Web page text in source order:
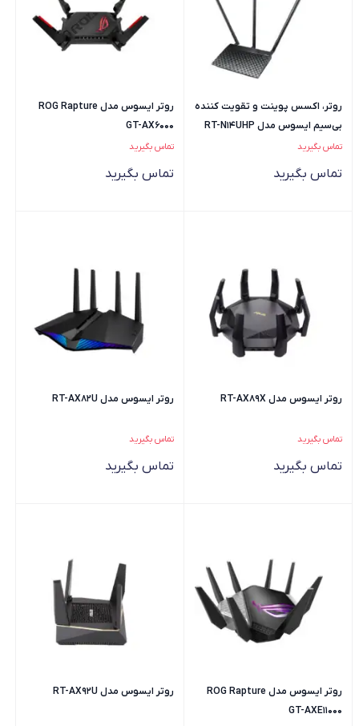
روتر، اکسس پوینت و تقویت کننده
بی‌سیم ایسوس مدل RT-N14UHP
تماس بگیرید
تماس بگیرید
روتر ایسوس مدل ROG Rapture
GT-AX6000
تماس بگیرید
تماس بگیرید
روتر ایسوس مدل RT-AX89X
تماس بگیرید
تماس بگیرید
روتر ایسوس مدل RT-AX82U
تماس بگیرید
تماس بگیرید
روتر ایسوس مدل ROG Rapture
GT-AXE11000
روتر ایسوس مدل RT-AX92U